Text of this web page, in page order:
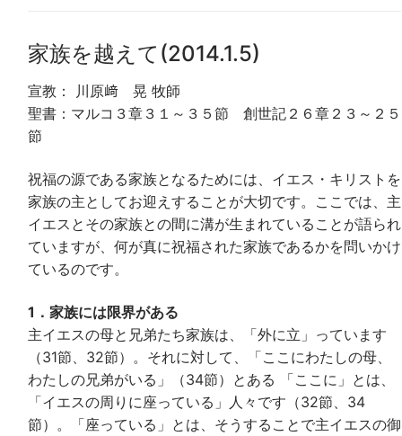
ヤ
家族を越えて(2014.1.5)
宣教： 川原﨑 晃 牧師
聖書：マルコ３章３１～３５節 創世記２６章２３～２５
節
祝福の源である家族となるためには、イエス・キリストを
家族の主としてお迎えすることが大切です。ここでは、主
イエスとその家族との間に溝が生まれていることが語られ
ていますが、何が真に祝福された家族であるかを問いかけ
ているのです。
1．家族には限界がある
主イエスの母と兄弟たち家族は、「外に立」っています
（31節、32節）。それに対して、「ここにわたしの母、
わたしの兄弟がいる」（34節）とある 「ここに」とは、
「イエスの周りに座っている」人々です（32節、34
節）。「座っている」とは、そうすることで主イエスの御